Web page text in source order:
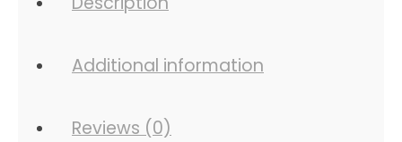
Additional information
Reviews (0)